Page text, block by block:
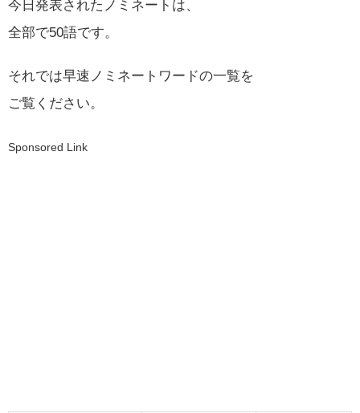
今日発表されたノミネートは、
全部で50語です。
それでは早速ノミネートワードの一覧を
ご覧ください。
Sponsored Link